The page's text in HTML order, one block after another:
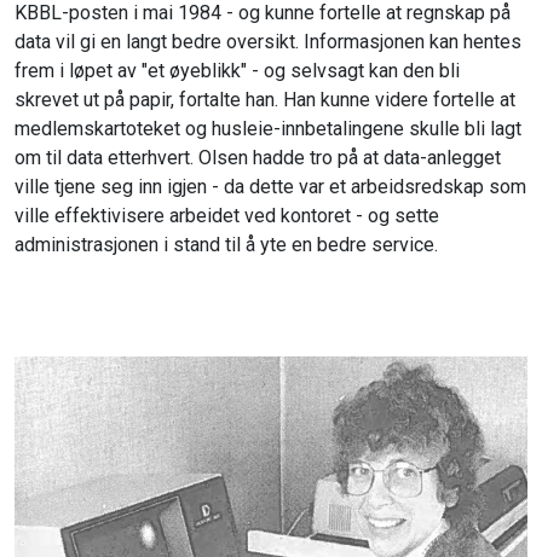
KBBL-posten i mai 1984 - og kunne fortelle at regnskap på
data vil gi en langt bedre oversikt. Informasjonen kan hentes
frem i løpet av "et øyeblikk" - og selvsagt kan den bli
skrevet ut på papir, fortalte han. Han kunne videre fortelle at
medlemskartoteket og husleie-innbetalingene skulle bli lagt
om til data etterhvert. Olsen hadde tro på at data-anlegget
ville tjene seg inn igjen - da dette var et arbeidsredskap som
ville effektivisere arbeidet ved kontoret - og sette
administrasjonen i stand til å yte en bedre service.